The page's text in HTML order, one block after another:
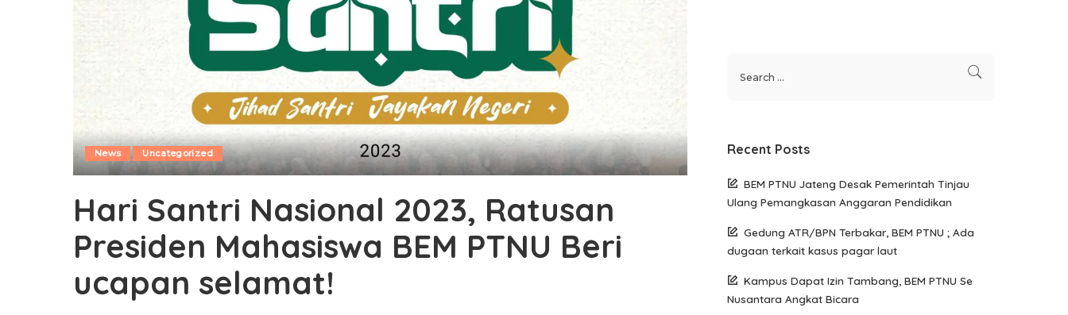
News Uncategorized
Hari Santri Nasional 2023, Ratusan
Presiden Mahasiswa BEM PTNU Beri
ucapan selamat!
Recent Posts
BEM PTNU Jateng Desak Pemerintah Tinjau
Ulang Pemangkasan Anggaran Pendidikan
Gedung ATR/BPN Terbakar, BEM PTNU ; Ada
dugaan terkait kasus pagar laut
Kampus Dapat Izin Tambang, BEM PTNU Se
Nusantara Angkat Bicara